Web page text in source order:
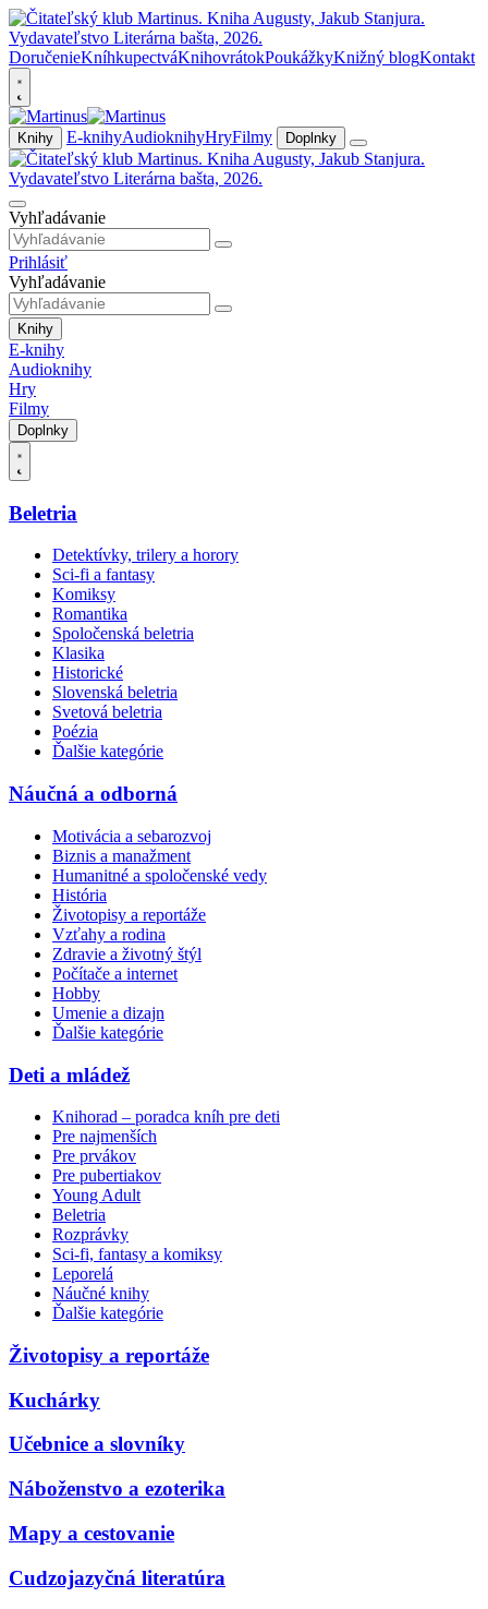
DoručenieKníhkupectváKnihovrátokPoukážkyKnižný blogKontakt
Knihy E-knihyAudioknihyHryFilmy Doplnky
Vyhľadávanie
Prihlásiť
Vyhľadávanie
Knihy
E-knihy
Audioknihy
Hry
Filmy
Doplnky
Beletria
Detektívky, trilery a horory
Sci-fi a fantasy
Komiksy
Romantika
Spoločenská beletria
Klasika
Historické
Slovenská beletria
Svetová beletria
Poézia
Ďalšie kategórie
Náučná a odborná
Motivácia a sebarozvoj
Biznis a manažment
Humanitné a spoločenské vedy
História
Životopisy a reportáže
Vzťahy a rodina
Zdravie a životný štýl
Počítače a internet
Hobby
Umenie a dizajn
Ďalšie kategórie
Deti a mládež
Knihorad – poradca kníh pre deti
Pre najmenších
Pre prvákov
Pre pubertiakov
Young Adult
Beletria
Rozprávky
Sci-fi, fantasy a komiksy
Leporelá
Náučné knihy
Ďalšie kategórie
Životopisy a reportáže
Kuchárky
Učebnice a slovníky
Náboženstvo a ezoterika
Mapy a cestovanie
Cudzojazyčná literatúra